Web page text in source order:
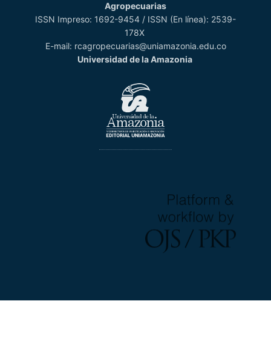
Agropecuarias
ISSN Impreso: 1692-9454 / ISSN (En línea): 2539-
178X
E-mail: rcagropecuarias@uniamazonia.edu.co
Universidad de la Amazonia